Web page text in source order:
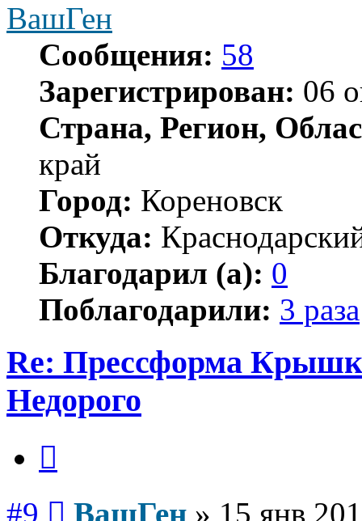
ВашГен
Сообщения: 58
Зарегистрирован: 06
Страна, Регион,
край
Город: Кореновск
Откуда:
Благодарил (а): 0
Поблагодарили: 3 раза
Re: Прессформа
Недорого
#9 ВашГен » 15 янв